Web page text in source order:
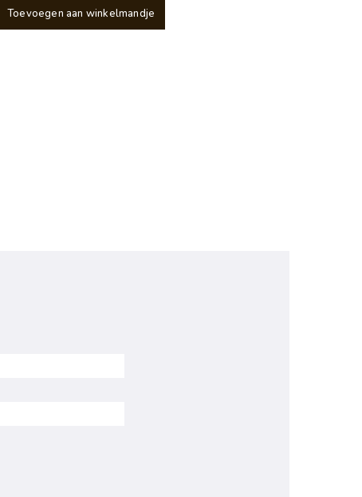
Toevoegen aan winkelmandje